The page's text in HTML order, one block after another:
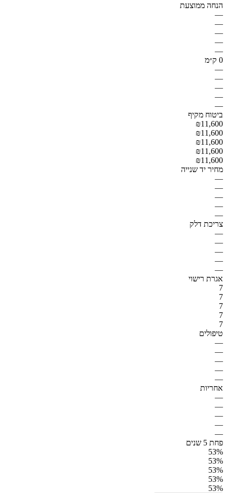
הנחה ממוצעת
—
—
—
—
—
0 ק״מ
—
—
—
—
—
ביטוח מקיף
₪11,600
₪11,600
₪11,600
₪11,600
₪11,600
מחיר יד שנייה
—
—
—
—
—
צריכת דלק
—
—
—
—
—
אגרת רישוי
7
7
7
7
7
טיפולים
—
—
—
—
—
אחריות
—
—
—
—
—
פחת 5 שנים
53%
53%
53%
53%
53%